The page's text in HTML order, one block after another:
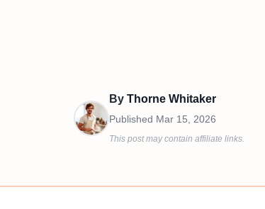
By Thorne Whitaker
Published Mar 15, 2026
This post may contain affiliate links.